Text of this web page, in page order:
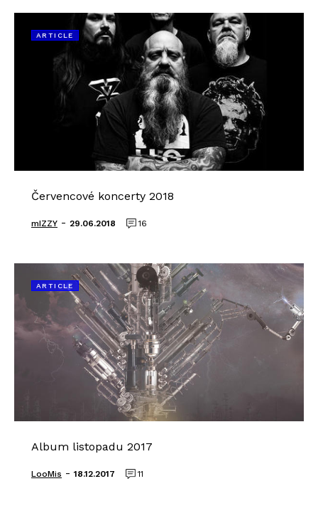
ARTICLE
Červencové koncerty 2018
mIZZY - 29.06.2018 16
ARTICLE
Album listopadu 2017
LooMis - 18.12.2017 11